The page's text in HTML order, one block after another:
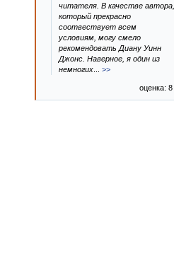
читателя. В качестве автора,
который прекрасно
соотвествует всем
условиям, могу смело
рекомендовать Диану Уинн
Джонс. Наверное, я один из
немногих
>>
оценка: 8